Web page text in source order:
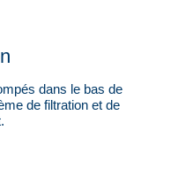
dans le bas de
de filtration et de